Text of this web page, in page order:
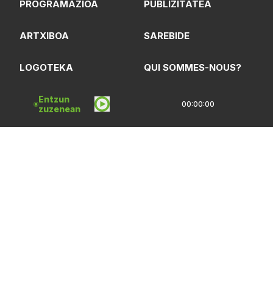
Entzun
zuzenean
00:00:00
PROGRAMAZIOA PUBLIZITATEA
ARTXIBOA SAREBIDE
LOGOTEKA QUI SOMMES-NOUS?
Lege Oharrak
Pribatasun Politika